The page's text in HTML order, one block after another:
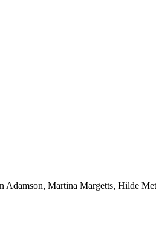
Martina Margetts, Hilde